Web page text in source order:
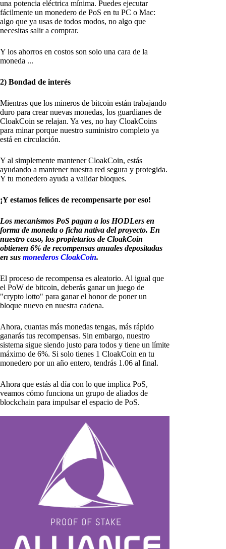
una potencia eléctrica mínima. Puedes ejecutar
fácilmente un monedero de PoS en tu PC o Mac:
algo que ya usas de todos modos, no algo que
necesitas salir a comprar.
Y los ahorros en costos son solo una cara de la
moneda ...
2) Bondad de interés
Mientras que los mineros de bitcoin están trabajando
duro para crear nuevas monedas, los guardianes de
CloakCoin se relajan. Ya ves, no hay CloakCoins
para minar porque nuestro suministro completo ya
está en circulación.
Y al simplemente mantener CloakCoin, estás
ayudando a mantener nuestra red segura y protegida.
Y tu monedero ayuda a validar bloques.
¡Y estamos felices de recompensarte por eso!
Los mecanismos PoS pagan a los HODLers en
forma de moneda o ficha nativa del proyecto. En
nuestro caso, los propietarios de CloakCoin
obtienen 6% de recompensas anuales depositadas
en sus monederos CloakCoin.
El proceso de recompensa es aleatorio. Al igual que
el PoW de bitcoin, deberás ganar un juego de
"crypto lotto" para ganar el honor de poner un
bloque nuevo en nuestra cadena.
Ahora, cuantas más monedas tengas, más rápido
ganarás tus recompensas. Sin embargo, nuestro
sistema sigue siendo justo para todos y tiene un límite
máximo de 6%. Si solo tienes 1 CloakCoin en tu
monedero por un año entero, tendrás 1.06 al final.
Ahora que estás al día con lo que implica PoS,
veamos cómo funciona un grupo de aliados de
blockchain para impulsar el espacio de PoS.